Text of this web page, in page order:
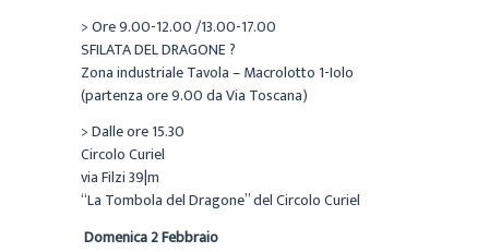
> Ore 9.00-12.00 /13.00-17.00
SFILATA DEL DRAGONE ?
Zona industriale Tavola – Macrolotto 1-Iolo
(partenza ore 9.00 da Via Toscana)
> Dalle ore 15.30
Circolo Curiel
via Filzi 39|m
“La Tombola del Dragone” del Circolo Curiel
Domenica 2 Febbraio